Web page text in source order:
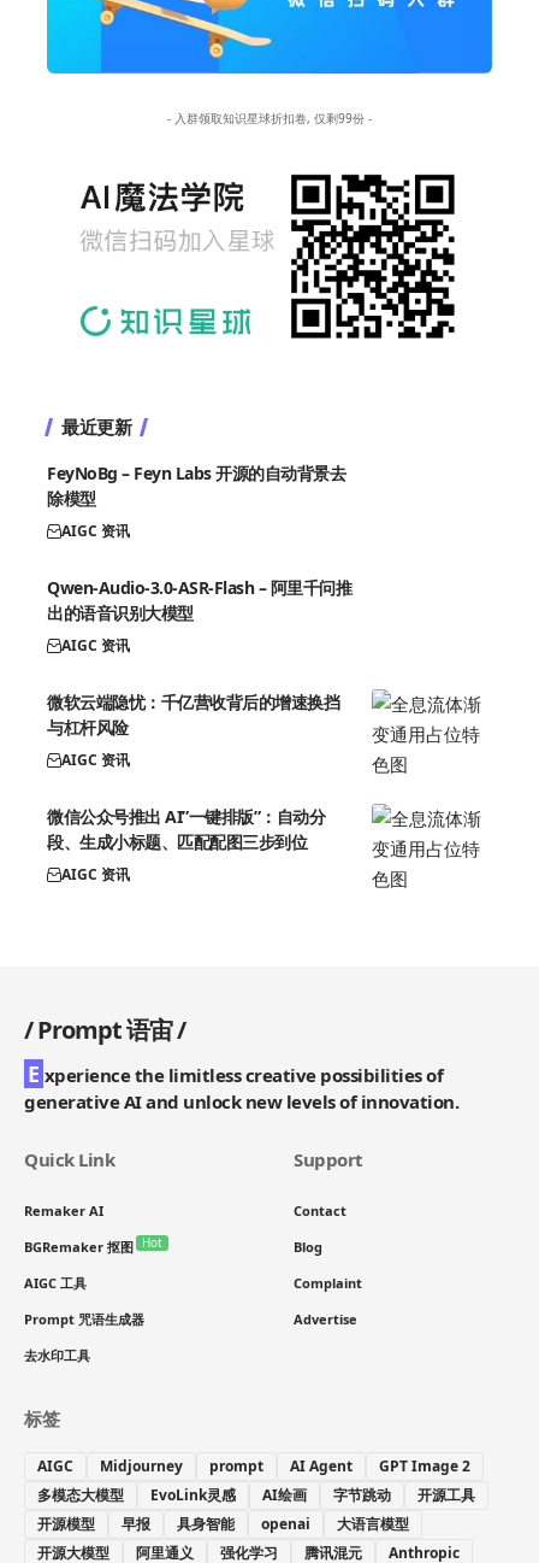
- 入群领取知识星球折扣卷, 仅剩99份 -
最近更新
FeyNoBg – Feyn Labs 开源的自动背景去
除模型
AIGC 资讯
Qwen-Audio-3.0-ASR-Flash – 阿里千问推
出的语音识别大模型
AIGC 资讯
微软云端隐忧：千亿营收背后的增速换挡
与杠杆风险
AIGC 资讯
微信公众号推出 AI”一键排版”：自动分
段、生成小标题、匹配配图三步到位
AIGC 资讯
/Prompt 语宙/
E xperience the limitless creative possibilities of
generative AI and unlock new levels of innovation.
Quick Link
Remaker AI
BGRemaker 抠图 Hot
AIGC 工具
Prompt 咒语生成器
去水印工具
Support
Contact
Blog
Complaint
Advertise
标签
AIGC Midjourney prompt AI Agent
GPT Image 2
多模态大模型
EvoLink灵感 AI绘画 字节跳动
开源工具
开源模型
早报 具身智能 openai
大语言模型
开源大模型
阿里通义 强化学习 腾讯混元 Anthropic